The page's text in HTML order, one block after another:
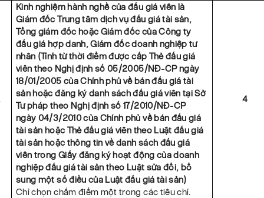
Kinh nghiệm hành nghề của đấu giá viên là
Giám đốc Trung tâm dịch vụ đấu giá tài sản,
Tổng giám đốc hoặc Giám đốc của Công ty
đấu giá hợp danh, Giám đốc doanh nghiệp tư
nhân (Tính từ thời điểm được cấp Thẻ đấu giá
viên theo Nghị định số 05/2005/NĐ-CP ngày
18/01/2005 của Chính phủ về bán đấu giá tài
sản hoặc đăng ký danh sách đấu giá viên tại Sở
Tư pháp theo Nghị định số 17/2010/NĐ-CP
ngày 04/3/2010 của Chính phủ về bán đấu giá
tài sản hoặc Thẻ đấu giá viên theo Luật đấu giá
tài sản hoặc thông tin về danh sách đấu giá
viên trong Giấy đăng ký hoạt động của doanh
nghiệp đấu giá tài sản theo Luật sửa đổi, bổ
sung một số điều của Luật đấu giá tài sản)
Chỉ chọn chấm điểm một trong các tiêu chí.
4